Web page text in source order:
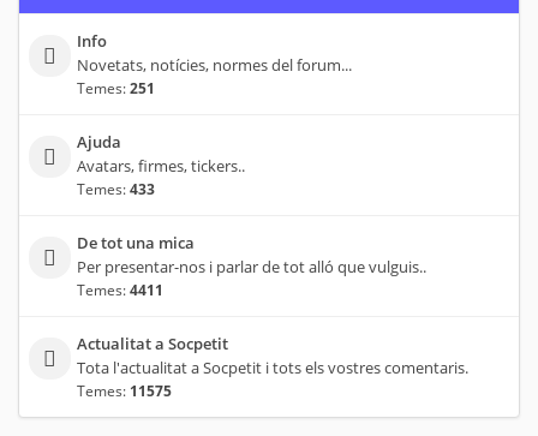
Info
Novetats, notícies, normes del forum...
Temes:251
Ajuda
Avatars, firmes, tickers..
Temes:433
De tot una mica
Per presentar-nos i parlar de tot alló que vulguis..
Temes:4411
Actualitat a Socpetit
Tota l'actualitat a Socpetit i tots els vostres comentaris.
Temes: 11575